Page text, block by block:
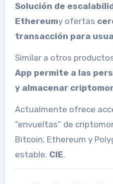
Solución de
Ethereumy ofertas
transacción para
Similar a otros
App permite a las
y almacenar
Actualmente ofrece
“envueltas” de
Bitcoin, Ethereum y
estable. CIE.